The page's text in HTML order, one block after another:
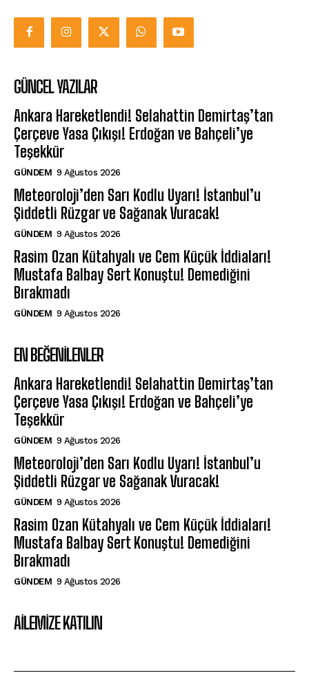
GÜNCEL YAZILAR
Ankara Hareketlendi! Selahattin Demirtaş’tan
Çerçeve Yasa Çıkışı! Erdoğan ve Bahçeli’ye
Teşekkür
GÜNDEM 9 Ağustos 2026
Meteoroloji’den Sarı Kodlu Uyarı! İstanbul’u
Şiddetli Rüzgar ve Sağanak Vuracak!
GÜNDEM 9 Ağustos 2026
Rasim Ozan Kütahyalı ve Cem Küçük İddiaları!
Mustafa Balbay Sert Konuştu! Demediğini
Bırakmadı
GÜNDEM 9 Ağustos 2026
EN BEĞENILENLER
Ankara Hareketlendi! Selahattin Demirtaş’tan
Çerçeve Yasa Çıkışı! Erdoğan ve Bahçeli’ye
Teşekkür
GÜNDEM 9 Ağustos 2026
Meteoroloji’den Sarı Kodlu Uyarı! İstanbul’u
Şiddetli Rüzgar ve Sağanak Vuracak!
GÜNDEM 9 Ağustos 2026
Rasim Ozan Kütahyalı ve Cem Küçük İddiaları!
Mustafa Balbay Sert Konuştu! Demediğini
Bırakmadı
GÜNDEM 9 Ağustos 2026
AILEMIZE KATILIN